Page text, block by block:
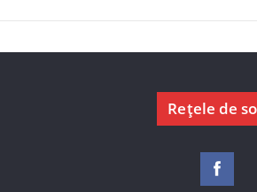
Rețele de